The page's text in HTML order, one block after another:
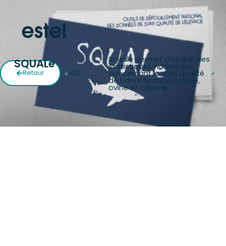
Retour
SQUALe
N/C
Squale permet d’établir des
statistiques nationales
concernant le suivi qualité
de l’identification bovine,
ovine et caprine.